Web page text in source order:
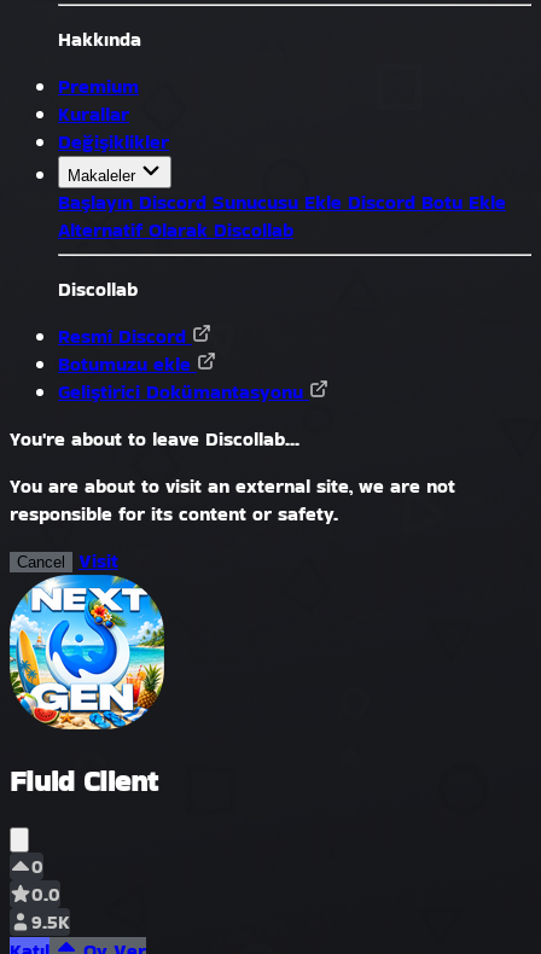
Hakkında
Premium
Kurallar
Değişiklikler
Makaleler
Başlayın Discord Sunucusu Ekle Discord Botu Ekle
Alternatif Olarak Discollab
Discollab
Resmî Discord
Botumuzu ekle
Geliştirici Dokümantasyonu
You're about to leave Discollab...
You are about to visit an external site, we are not
responsible for its content or safety.
Cancel Visit
Fluid Client
0
0.0
9.5K